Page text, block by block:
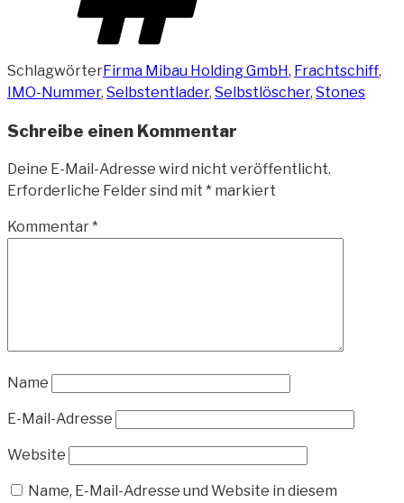
SchlagwörterFirma Mibau Holding GmbH, Frachtschiff,
IMO-Nummer, Selbstentlader, Selbstlöscher, Stones
Schreibe einen Kommentar
Deine E-Mail-Adresse wird nicht veröffentlicht.
Erforderliche Felder sind mit * markiert
Kommentar*
Name
E-Mail-Adresse
Website
Name, E-Mail-Adresse und Website in diesem